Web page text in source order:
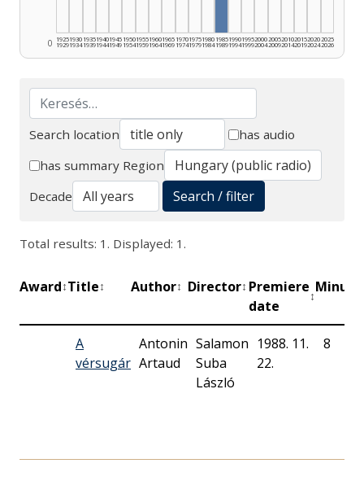
0 1925
1929
1930
1934
1935
1939
1940
1944
1945
1949
1950
1954
1955
1959
1960
1964
1965
1969
1970
1974
1975
1979
1980
1984
1985
1989
1990
1994
1995
1999
2000
2004
2005
2009
2010
2014
2015
2019
2020
2024
2025
2026
Search
Search location
has audio
has summary Region
Decade
Search / filter
Total results: 1. Displayed: 1.
Award↕Title↕ Author↕ Director↕ Premiere
date
↕
A
vérsugár
Antonin
Artaud
Salamon
Suba
László
1988. 11.
22.
8